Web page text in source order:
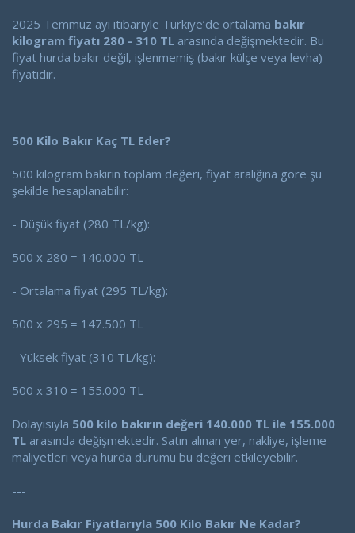
2025 Temmuz ayı itibariyle Türkiye’de ortalama bakır
kilogram fiyatı 280 - 310 TL arasında değişmektedir. Bu
fiyat hurda bakır değil, işlenmemiş (bakır külçe veya levha)
fiyatıdır.
---
500 Kilo Bakır Kaç TL Eder?
500 kilogram bakırın toplam değeri, fiyat aralığına göre şu
şekilde hesaplanabilir:
- Düşük fiyat (280 TL/kg):
500 x 280 = 140.000 TL
- Ortalama fiyat (295 TL/kg):
500 x 295 = 147.500 TL
- Yüksek fiyat (310 TL/kg):
500 x 310 = 155.000 TL
Dolayısıyla 500 kilo bakırın değeri 140.000 TL ile 155.000
TL arasında değişmektedir. Satın alınan yer, nakliye, işleme
maliyetleri veya hurda durumu bu değeri etkileyebilir.
---
Hurda Bakır Fiyatlarıyla 500 Kilo Bakır Ne Kadar?